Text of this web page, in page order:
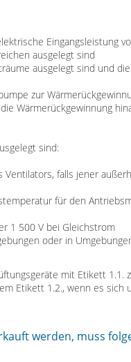
Eingangsleistung
ausgelegt sind
ausgelegt sind und
zur
Wärmerückgewinnung
sind:
falls jener
für den
1 500 V bei Gleichstrom
oder in
mit Etikett 1.1.
Etikett 1.2., wenn es sich
werden, muss